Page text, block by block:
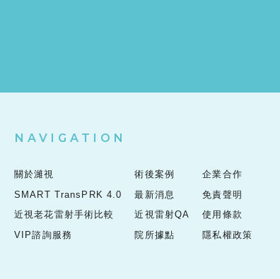
NAVIGATION
關於濰視
SMART TransPRK 4.0
近視老花雷射手術比較
VIP諮詢服務
術後案例
最新消息
近視雷射QA
院所據點
企業合作
免責聲明
使用條款
隱私權政策